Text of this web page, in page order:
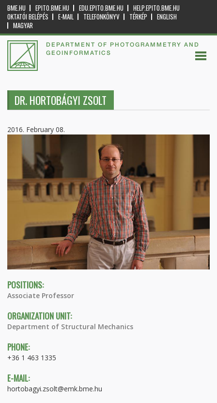
BME.HU EPITO.BME.HU EDU.EPITO.BME.HU
HELP.EPITO.BME.HU
OKTATÓI BELÉPÉS
E-MAIL TELEFONKÖNYV TÉRKÉP
ENGLISH
MAGYAR
DEPARTMENT OF PHOTOGRAMMETRY AND
GEOINFORMATICS
DR. HORTOBÁGYI ZSOLT
2016. February 08.
POSITIONS:
Associate Professor
ORGANIZATION UNIT:
Department of Structural Mechanics
PHONE:
+36 1 463 1335
E-MAIL:
hortobagyi.zsolt@emk.bme.hu